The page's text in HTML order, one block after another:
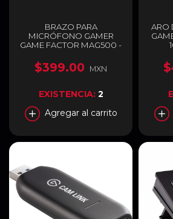
BRAZO PARA
MICRÓFONO GAMER
GAME FACTOR MAG500 -
$399.00 MXN
EXISTENCIA: 2
Agregar al carrito
ARO